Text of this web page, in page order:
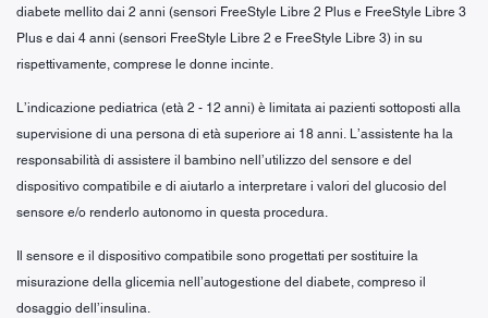
diabete mellito dai 2 anni (sensori FreeStyle Libre 2 Plus e FreeStyle Libre 3
Plus e dai 4 anni (sensori FreeStyle Libre 2 e FreeStyle Libre 3) in su
rispettivamente, comprese le donne incinte.
L’indicazione pediatrica (età 2 - 12 anni) è limitata ai pazienti sottoposti alla
supervisione di una persona di età superiore ai 18 anni. L’assistente ha la
responsabilità di assistere il bambino nell’utilizzo del sensore e del
dispositivo compatibile e di aiutarlo a interpretare i valori del glucosio del
sensore e/o renderlo autonomo in questa procedura.
Il sensore e il dispositivo compatibile sono progettati per sostituire la
misurazione della glicemia nell’autogestione del diabete, compreso il
dosaggio dell’insulina.